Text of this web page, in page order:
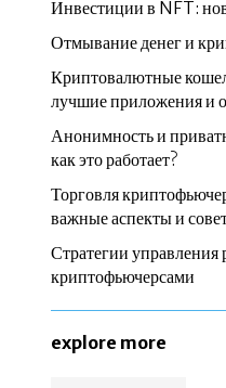
Инвестиции в NFT:
Отмывание денег и
Криптовалютные
лучшие приложения и
Анонимность и
как это работает?
Торговля
важные аспекты и
Стратегии управления
криптофьючерсами
explore more